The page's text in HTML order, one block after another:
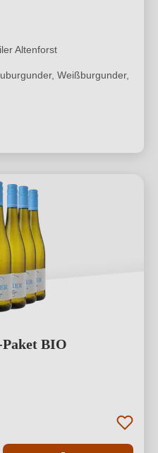
Altenforst
Weißburgunder,
BIO
von 5 von 5 Sternen